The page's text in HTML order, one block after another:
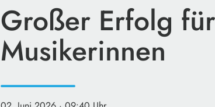
Großer Erfolg
Musikerinnen